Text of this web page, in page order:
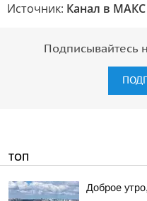
Источник: Канал в
Подписывайтесь
ТОП
Доброе